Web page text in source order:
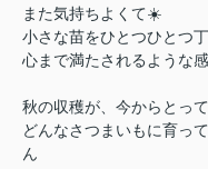
また気持ちよくて☀️
小さな苗をひとつひとつ
心まで満たされるような
秋の収穫が、今からとっ
どんなさつまいもに育っ
ん